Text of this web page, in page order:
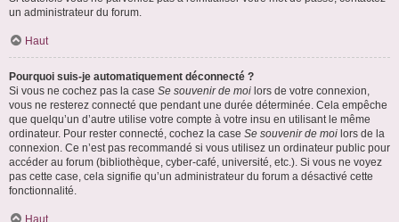
un administrateur du forum.
Haut
Pourquoi suis-je automatiquement déconnecté ?
Si vous ne cochez pas la case Se souvenir de moi lors de votre connexion,
vous ne resterez connecté que pendant une durée déterminée. Cela empêche
que quelqu’un d’autre utilise votre compte à votre insu en utilisant le même
ordinateur. Pour rester connecté, cochez la case Se souvenir de moi lors de la
connexion. Ce n’est pas recommandé si vous utilisez un ordinateur public pour
accéder au forum (bibliothèque, cyber-café, université, etc.). Si vous ne voyez
pas cette case, cela signifie qu’un administrateur du forum a désactivé cette
fonctionnalité.
Haut